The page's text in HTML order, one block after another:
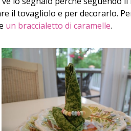
il tovagliolo e per decorarlo.
un braccialetto di caramelle.